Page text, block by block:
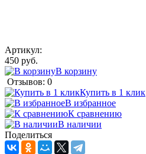
Артикул:
450 руб.
В корзину
Отзывов: 0
Купить в 1 клик
В избранное
К сравнению
В наличии
Поделиться